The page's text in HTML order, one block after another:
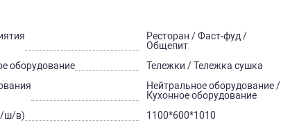
Ресторан / Фаст-фуд /
Общепит
оборудование
Тележки / Тележка сушка
Нейтральное оборудование /
Кухонное оборудование
ш/в)
1100*600*1010